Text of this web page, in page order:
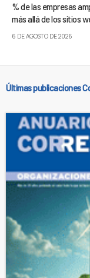
% de las empresas
más allá de los sitios
6 DE AGOSTO DE 2026
Últimas publicaciones